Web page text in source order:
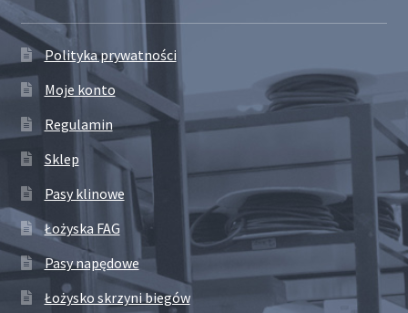
Polityka prywatności
Moje konto
Regulamin
Sklep
Pasy klinowe
Łożyska FAG
Pasy napędowe
Łożysko skrzyni biegów